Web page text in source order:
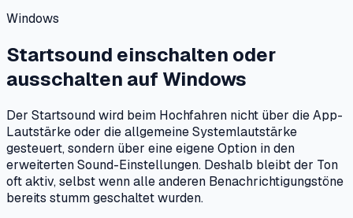
Windows
Startsound einschalten oder
ausschalten auf Windows
Der Startsound wird beim Hochfahren nicht über die App-
Lautstärke oder die allgemeine Systemlautstärke
gesteuert, sondern über eine eigene Option in den
erweiterten Sound-Einstellungen. Deshalb bleibt der Ton
oft aktiv, selbst wenn alle anderen Benachrichtigungstöne
bereits stumm geschaltet wurden.